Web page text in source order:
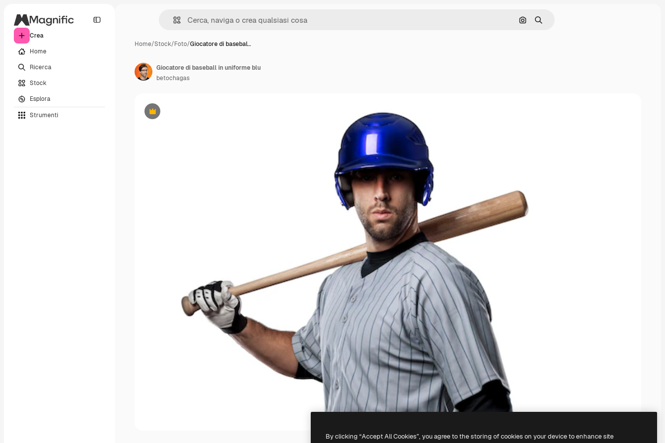
Crea
Home
Ricerca
Stock
Esplora
Strumenti
Cerca per immagine
Ricerca
Home/Stock/Foto/Giocatore di basebal…
Premium
Giocatore di baseball in uniforme blu
betochagas
By clicking “Accept All Cookies”, you agree to the storing of cookies on your device to enhance site